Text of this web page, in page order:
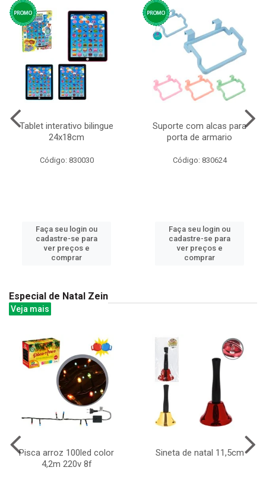
Tablet interativo bilingue
24x18cm
Código: 830030
Faça seu login ou
cadastre-se para
ver preços e
comprar
Suporte com alcas para
porta de armario
Código: 830624
Faça seu login ou
cadastre-se para
ver preços e
comprar
Especial de Natal Zein
Veja mais
Pisca arroz 100led color
4,2m 220v 8f
Sineta de natal 11,5cm